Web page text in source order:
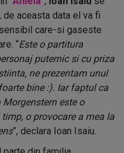
aceasta data el va fi
care-si gaseste
“Este o partitura
puternic si cu priza
ne prezentam unul
bine :). Iar faptul ca
este o
o provocare a mea la
”, declara Ioan Isaiu.